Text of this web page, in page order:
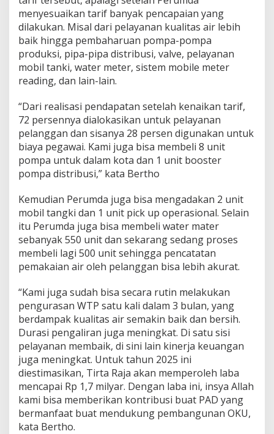
menyesuaikan tarif banyak pencapaian yang
dilakukan. Misal dari pelayanan kualitas air lebih
baik hingga pembaharuan pompa-pompa
produksi, pipa-pipa distribusi, valve, pelayanan
mobil tanki, water meter, sistem mobile meter
reading, dan lain-lain.
“Dari realisasi pendapatan setelah kenaikan tarif,
72 persennya dialokasikan untuk pelayanan
pelanggan dan sisanya 28 persen digunakan untuk
biaya pegawai. Kami juga bisa membeli 8 unit
pompa untuk dalam kota dan 1 unit booster
pompa distribusi,” kata Bertho
Kemudian Perumda juga bisa mengadakan 2 unit
mobil tangki dan 1 unit pick up operasional. Selain
itu Perumda juga bisa membeli water mater
sebanyak 550 unit dan sekarang sedang proses
membeli lagi 500 unit sehingga pencatatan
pemakaian air oleh pelanggan bisa lebih akurat.
“Kami juga sudah bisa secara rutin melakukan
pengurasan WTP satu kali dalam 3 bulan, yang
berdampak kualitas air semakin baik dan bersih.
Durasi pengaliran juga meningkat. Di satu sisi
pelayanan membaik, di sini lain kinerja keuangan
juga meningkat. Untuk tahun 2025 ini
diestimasikan, Tirta Raja akan memperoleh laba
mencapai Rp 1,7 milyar. Dengan laba ini, insya Allah
kami bisa memberikan kontribusi buat PAD yang
bermanfaat buat mendukung pembangunan OKU,
kata Bertho.